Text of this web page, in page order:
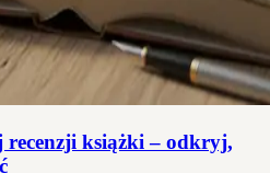
recenzji książki – odkryj,